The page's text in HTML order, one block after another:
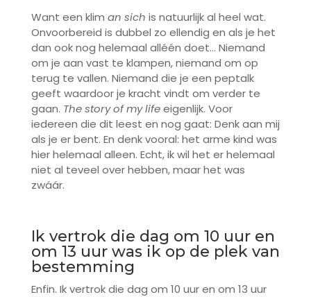
Want een klim an sich is natuurlijk al heel wat.
Onvoorbereid is dubbel zo ellendig en als je het
dan ook nog helemaal alléén doet… Niemand
om je aan vast te klampen, niemand om op
terug te vallen. Niemand die je een peptalk
geeft waardoor je kracht vindt om verder te
gaan. The story of my lifeeigenlijk. Voor
iedereen die dit leest en nog gaat: Denk aan mij
als je er bent. En denk vooral: het arme kind was
hier helemaal alleen. Echt, ik wil het er helemaal
niet al teveel over hebben, maar het was
zwáár.
Ik vertrok die dag om 10 uur en
om 13 uur was ik op de plek van
bestemming
Enfin. Ik vertrok die dag om 10 uur en om 13 uur